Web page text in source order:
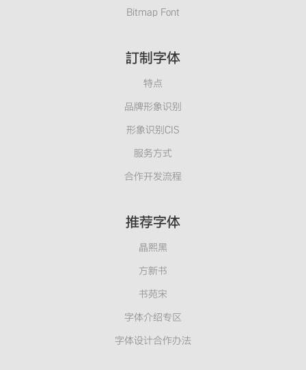
Bitmap Font
訂制字体
特点
品牌形象识别
形象识别CIS
服务方式
合作开发流程
推荐字体
晶熙黑
方新书
书苑宋
字体介绍专区
字体设计合作办法